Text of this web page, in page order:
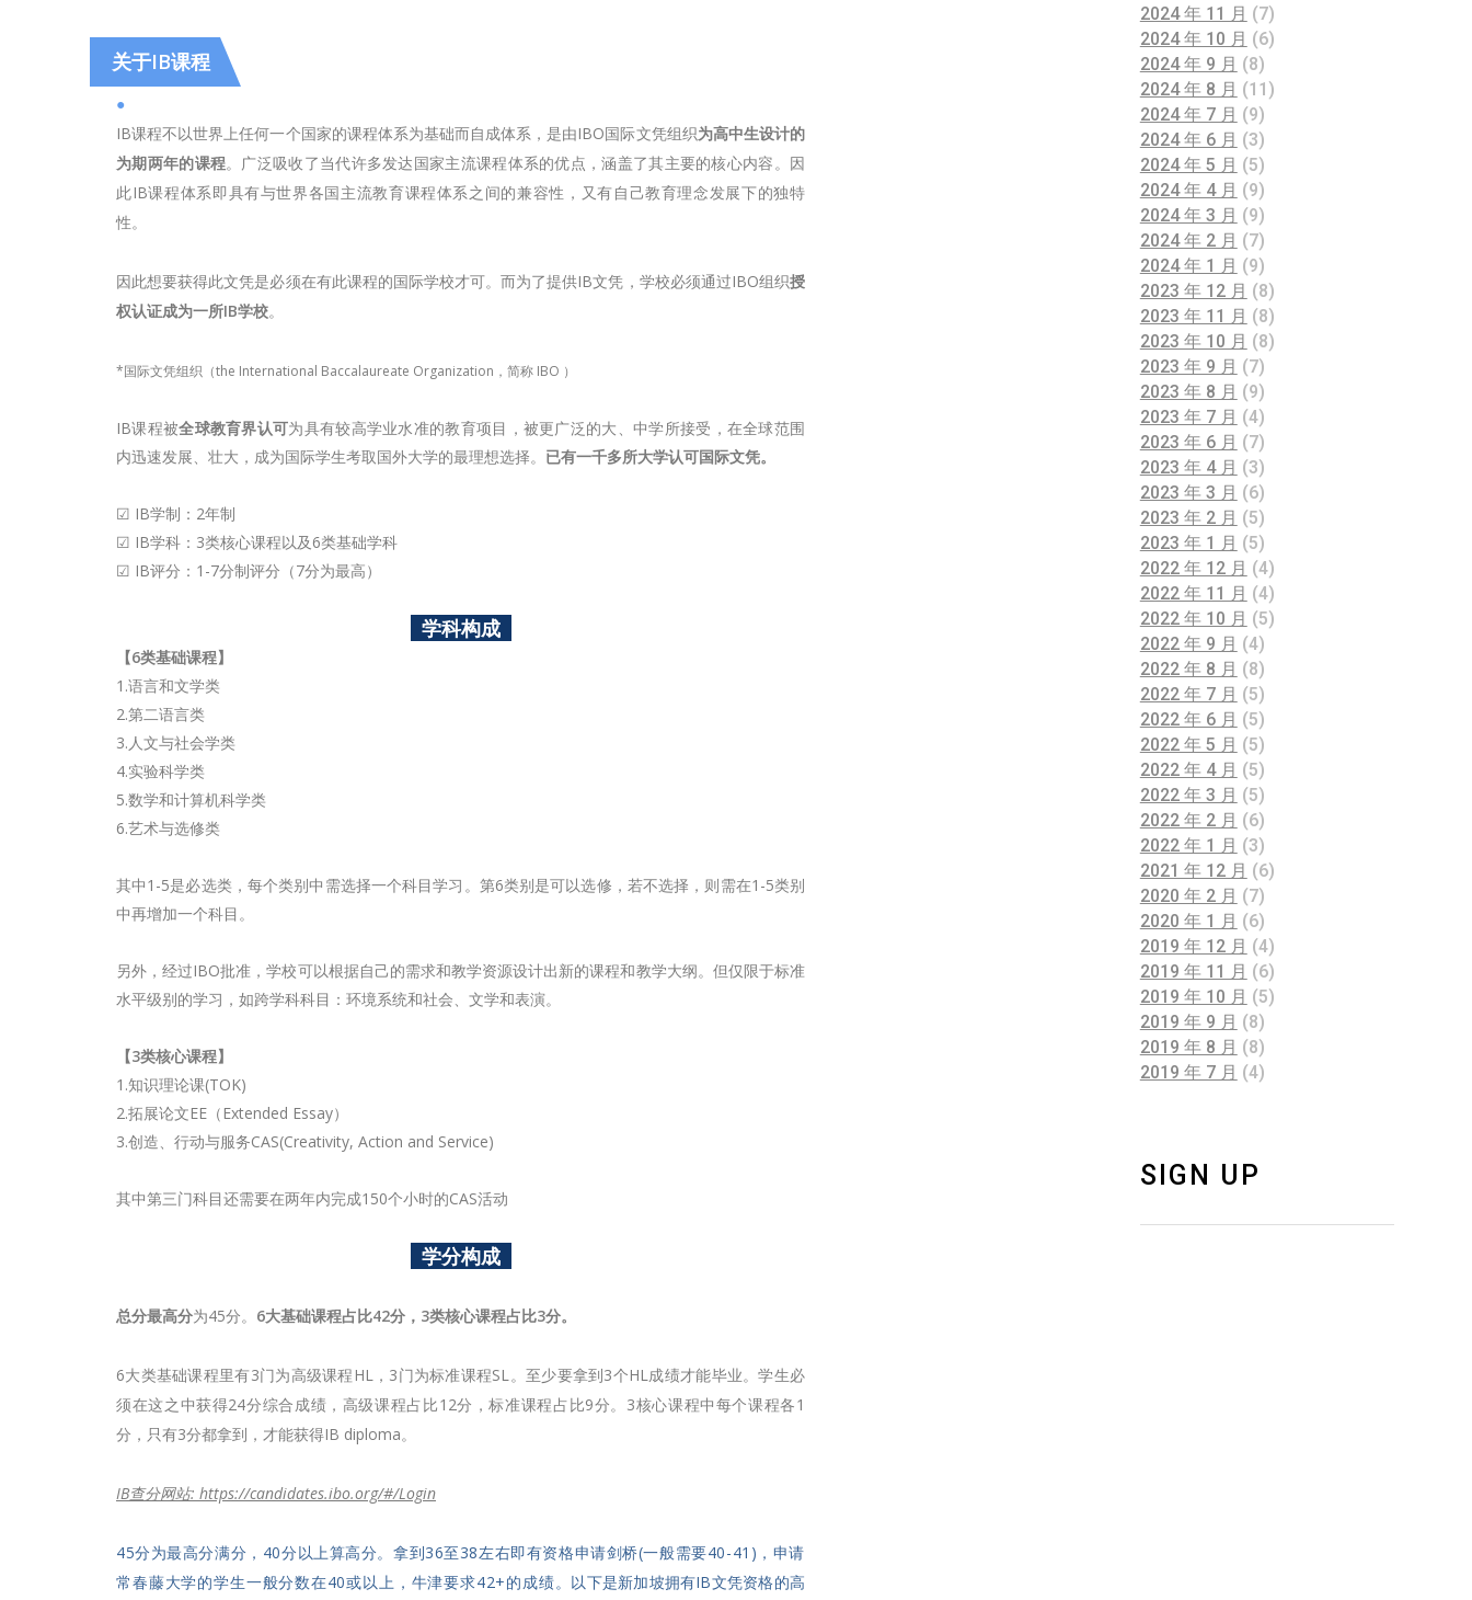
关于IB课程
●
IB课程不以世界上任何一个国家的课程体系为基础而自成体系，是由IBO国际文凭组织为高中生设计的
为期两年的课程。广泛吸收了当代许多发达国家主流课程体系的优点，涵盖了其主要的核心内容。因
此IB课程体系即具有与世界各国主流教育课程体系之间的兼容性，又有自己教育理念发展下的独特
性。
因此想要获得此文凭是必须在有此课程的国际学校才可。而为了提供IB文凭，学校必须通过IBO组织授
权认证成为一所IB学校。
*国际文凭组织（the International Baccalaureate Organization，简称 IBO ）
IB课程被全球教育界认可为具有较高学业水准的教育项目，被更广泛的大、中学所接受，在全球范围
内迅速发展、壮大，成为国际学生考取国外大学的最理想选择。 已有一千多所大学认可国际文凭。
☑ IB学制：2年制
☑ IB学科：3类核心课程以及6类基础学科
☑ IB评分：1-7分制评分（7分为最高）
学科构成
【6类基础课程】
1.语言和文学类
2.第二语言类
3.人文与社会学类
4.实验科学类
5.数学和计算机科学类
6.艺术与选修类
其中1-5是必选类，每个类别中需选择一个科目学习。第6类别是可以选修，若不选择，则需在1-5类别
中再增加一个科目。
另外，经过IBO批准，学校可以根据自己的需求和教学资源设计出新的课程和教学大纲。但仅限于标准
水平级别的学习，如跨学科科目：环境系统和社会、文学和表演。
【3类核心课程】
1.知识理论课(TOK)
2.拓展论文EE（Extended Essay）
3.创造、行动与服务CAS(Creativity, Action and Service)
其中第三门科目还需要在两年内完成150个小时的CAS活动
学分构成
总分最高分为45分。 6大基础课程占比42分，3类核心课程占比3分。
6大类基础课程里有3门为高级课程HL，3门为标准课程SL。至少要拿到3个HL成绩才能毕业。学生必
须在这之中获得24分综合成绩，高级课程占比12分，标准课程占比9分。3核心课程中每个课程各1
分，只有3分都拿到，才能获得IB diploma。
IB查分网站: https://candidates.ibo.org/#/Login
45分为最高分满分，40分以上算高分。拿到36至38左右即有资格申请剑桥(一般需要40-41)，申请
常春藤大学的学生一般分数在40或以上，牛津要求42+的成绩。 以下是新加坡拥有IB文凭资格的高
2024 年 11 月 (7)
2024 年 10 月 (6)
2024 年 9 月 (8)
2024 年 8 月 (11)
2024 年 7 月 (9)
2024 年 6 月 (3)
2024 年 5 月 (5)
2024 年 4 月 (9)
2024 年 3 月 (9)
2024 年 2 月 (7)
2024 年 1 月 (9)
2023 年 12 月 (8)
2023 年 11 月 (8)
2023 年 10 月 (8)
2023 年 9 月 (7)
2023 年 8 月 (9)
2023 年 7 月 (4)
2023 年 6 月 (7)
2023 年 4 月 (3)
2023 年 3 月 (6)
2023 年 2 月 (5)
2023 年 1 月 (5)
2022 年 12 月 (4)
2022 年 11 月 (4)
2022 年 10 月 (5)
2022 年 9 月 (4)
2022 年 8 月 (8)
2022 年 7 月 (5)
2022 年 6 月 (5)
2022 年 5 月 (5)
2022 年 4 月 (5)
2022 年 3 月 (5)
2022 年 2 月 (6)
2022 年 1 月 (3)
2021 年 12 月 (6)
2020 年 2 月 (7)
2020 年 1 月 (6)
2019 年 12 月 (4)
2019 年 11 月 (6)
2019 年 10 月 (5)
2019 年 9 月 (8)
2019 年 8 月 (8)
2019 年 7 月 (4)
SIGN UP